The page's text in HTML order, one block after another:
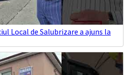
Local de Salubrizare a ajuns la